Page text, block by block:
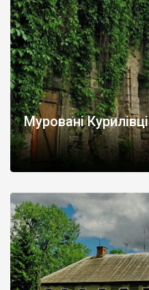
Муровані Курилівці